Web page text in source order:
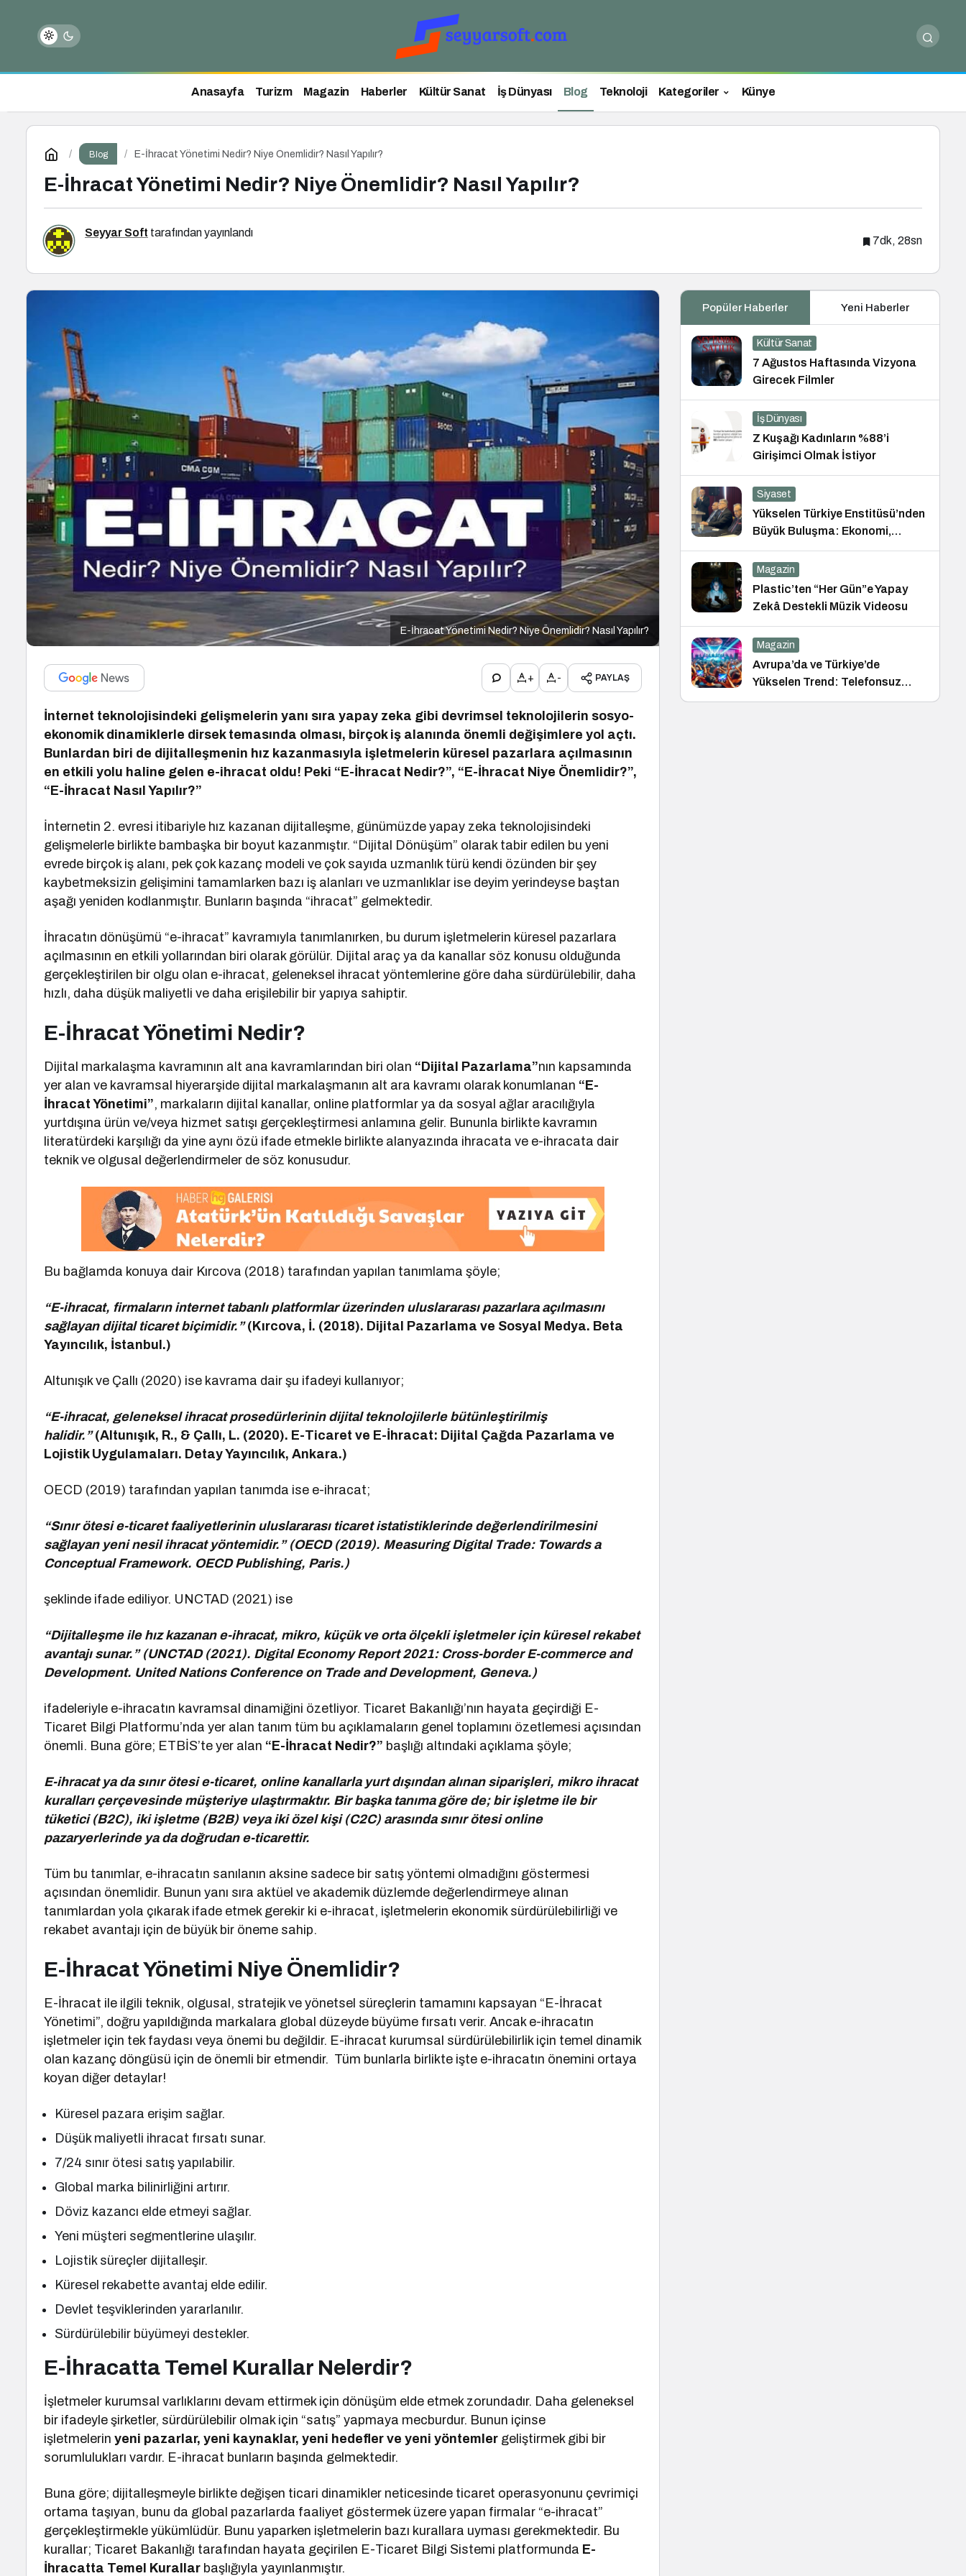
Anasayfa Turizm Magazin Haberler Kültür Sanat İş Dünyası Blog Teknoloji Kategoriler Künye
Blog E-İhracat Yönetimi Nedir? Niye Önemlidir? Nasıl Yapılır?
E-İhracat Yönetimi Nedir? Niye Önemlidir? Nasıl Yapılır?
Seyyar Soft tarafından yayınlandı
7dk, 28sn
E-İhracat Yönetimi Nedir? Niye Önemlidir? Nasıl Yapılır?
+ - PAYLAŞ
İnternet teknolojisindeki gelişmelerin yanı sıra yapay zeka gibi devrimsel teknolojilerin sosyo-
ekonomik dinamiklerle dirsek temasında olması, birçok iş alanında önemli değişimlere yol açtı.
Bunlardan biri de dijitalleşmenin hız kazanmasıyla işletmelerin küresel pazarlara açılmasının
en etkili yolu haline gelen e-ihracat oldu! Peki “E-İhracat Nedir?”, “E-İhracat Niye Önemlidir?”,
“E-İhracat Nasıl Yapılır?”
İnternetin 2. evresi itibariyle hız kazanan dijitalleşme, günümüzde yapay zeka teknolojisindeki
gelişmelerle birlikte bambaşka bir boyut kazanmıştır. “Dijital Dönüşüm” olarak tabir edilen bu yeni
evrede birçok iş alanı, pek çok kazanç modeli ve çok sayıda uzmanlık türü kendi özünden bir şey
kaybetmeksizin gelişimini tamamlarken bazı iş alanları ve uzmanlıklar ise deyim yerindeyse baştan
aşağı yeniden kodlanmıştır. Bunların başında “ihracat” gelmektedir.
İhracatın dönüşümü “e-ihracat” kavramıyla tanımlanırken, bu durum işletmelerin küresel pazarlara
açılmasının en etkili yollarından biri olarak görülür. Dijital araç ya da kanallar söz konusu olduğunda
gerçekleştirilen bir olgu olan e-ihracat, geleneksel ihracat yöntemlerine göre daha sürdürülebilir, daha
hızlı, daha düşük maliyetli ve daha erişilebilir bir yapıya sahiptir.
E-İhracat Yönetimi Nedir?
Dijital markalaşma kavramının alt ana kavramlarından biri olan “Dijital Pazarlama”nın kapsamında
yer alan ve kavramsal hiyerarşide dijital markalaşmanın alt ara kavramı olarak konumlanan “E-
İhracat Yönetimi”, markaların dijital kanallar, online platformlar ya da sosyal ağlar aracılığıyla
yurtdışına ürün ve/veya hizmet satışı gerçekleştirmesi anlamına gelir. Bununla birlikte kavramın
literatürdeki karşılığı da yine aynı özü ifade etmekle birlikte alanyazında ihracata ve e-ihracata dair
teknik ve olgusal değerlendirmeler de söz konusudur.
Bu bağlamda konuya dair Kırcova (2018) tarafından yapılan tanımlama şöyle;
“E-ihracat, firmaların internet tabanlı platformlar üzerinden uluslararası pazarlara açılmasını
sağlayan dijital ticaret biçimidir.”(Kırcova, İ. (2018). Dijital Pazarlama ve Sosyal Medya. Beta
Yayıncılık, İstanbul.)
Altunışık ve Çallı (2020) ise kavrama dair şu ifadeyi kullanıyor;
“E-ihracat, geleneksel ihracat prosedürlerinin dijital teknolojilerle bütünleştirilmiş
halidir.”(Altunışık, R., & Çallı, L. (2020). E-Ticaret ve E-İhracat: Dijital Çağda Pazarlama ve
Lojistik Uygulamaları. Detay Yayıncılık, Ankara.)
OECD (2019) tarafından yapılan tanımda ise e-ihracat;
“Sınır ötesi e-ticaret faaliyetlerinin uluslararası ticaret istatistiklerinde değerlendirilmesini
sağlayan yeni nesil ihracat yöntemidir.” (OECD (2019). Measuring Digital Trade: Towards a
Conceptual Framework. OECD Publishing, Paris.)
şeklinde ifade ediliyor. UNCTAD (2021) ise
“Dijitalleşme ile hız kazanan e-ihracat, mikro, küçük ve orta ölçekli işletmeler için küresel rekabet
avantajı sunar.” (UNCTAD (2021). Digital Economy Report 2021: Cross-border E-commerce and
Development. United Nations Conference on Trade and Development, Geneva.)
ifadeleriyle e-ihracatın kavramsal dinamiğini özetliyor. Ticaret Bakanlığı’nın hayata geçirdiği E-
Ticaret Bilgi Platformu’nda yer alan tanım tüm bu açıklamaların genel toplamını özetlemesi açısından
önemli. Buna göre; ETBİS’te yer alan “E-İhracat Nedir?” başlığı altındaki açıklama şöyle;
E-ihracat ya da sınır ötesi e-ticaret, online kanallarla yurt dışından alınan siparişleri, mikro ihracat
kuralları çerçevesinde müşteriye ulaştırmaktır. Bir başka tanıma göre de; bir işletme ile bir
tüketici (B2C), iki işletme (B2B) veya iki özel kişi (C2C) arasında sınır ötesi online
pazaryerlerinde ya da doğrudan e-ticarettir.
Tüm bu tanımlar, e-ihracatın sanılanın aksine sadece bir satış yöntemi olmadığını göstermesi
açısından önemlidir. Bunun yanı sıra aktüel ve akademik düzlemde değerlendirmeye alınan
tanımlardan yola çıkarak ifade etmek gerekir ki e-ihracat, işletmelerin ekonomik sürdürülebilirliği ve
rekabet avantajı için de büyük bir öneme sahip.
E-İhracat Yönetimi Niye Önemlidir?
E-İhracat ile ilgili teknik, olgusal, stratejik ve yönetsel süreçlerin tamamını kapsayan “E-İhracat
Yönetimi”, doğru yapıldığında markalara global düzeyde büyüme fırsatı verir. Ancak e-ihracatın
işletmeler için tek faydası veya önemi bu değildir. E-ihracat kurumsal sürdürülebilirlik için temel dinamik
olan kazanç döngüsü için de önemli bir etmendir. Tüm bunlarla birlikte işte e-ihracatın önemini ortaya
koyan diğer detaylar!
Küresel pazara erişim sağlar.
Düşük maliyetli ihracat fırsatı sunar.
7/24 sınır ötesi satış yapılabilir.
Global marka bilinirliğini artırır.
Döviz kazancı elde etmeyi sağlar.
Yeni müşteri segmentlerine ulaşılır.
Lojistik süreçler dijitalleşir.
Küresel rekabette avantaj elde edilir.
Devlet teşviklerinden yararlanılır.
Sürdürülebilir büyümeyi destekler.
E-İhracatta Temel Kurallar Nelerdir?
İşletmeler kurumsal varlıklarını devam ettirmek için dönüşüm elde etmek zorundadır. Daha geleneksel
bir ifadeyle şirketler, sürdürülebilir olmak için “satış” yapmaya mecburdur. Bunun içinse
işletmelerinyeni pazarlar, yeni kaynaklar, yeni hedefler ve yeni yöntemler geliştirmek gibi bir
sorumlulukları vardır. E-ihracat bunların başında gelmektedir.
Buna göre; dijitalleşmeyle birlikte değişen ticari dinamikler neticesinde ticaret operasyonunu çevrimiçi
ortama taşıyan, bunu da global pazarlarda faaliyet göstermek üzere yapan firmalar “e-ihracat”
gerçekleştirmekle yükümlüdür. Bunu yaparken işletmelerin bazı kurallara uyması gerekmektedir. Bu
kurallar; Ticaret Bakanlığı tarafından hayata geçirilen E-Ticaret Bilgi Sistemi platformunda E-
İhracatta Temel Kurallar başlığıyla yayınlanmıştır.
Popüler Haberler Yeni Haberler
Kültür Sanat
7 Ağustos Haftasında Vizyona
Girecek Filmler
İş Dünyası
Z Kuşağı Kadınların %88’i
Girişimci Olmak İstiyor
Siyaset
Yükselen Türkiye Enstitüsü’nden
Büyük Buluşma: Ekonomi,
Güvenlik Politikaları ve Hukuk
Konferansı
Magazin
Plastic’ten “Her Gün”e Yapay
Zekâ Destekli Müzik Videosu
Magazin
Avrupa’da ve Türkiye’de
Yükselen Trend: Telefonsuz
Gece Kulüpleri